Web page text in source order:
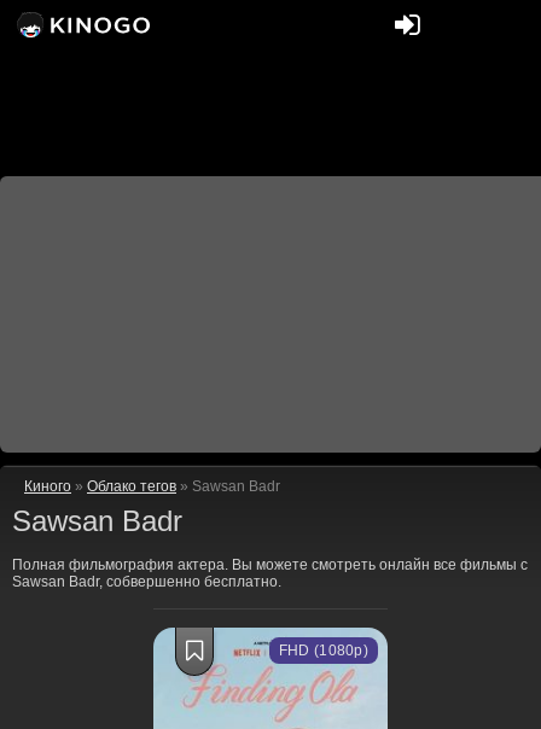
Киного » Облако тегов » Sawsan Badr
Sawsan Badr
Полная фильмография актера. Вы можете смотреть онлайн все фильмы с
Sawsan Badr, собвершенно бесплатно.
FHD (1080p)